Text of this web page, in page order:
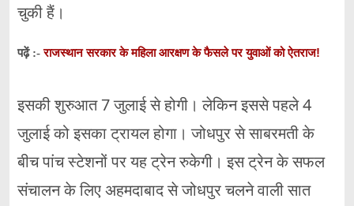
चुकी हैं।
पढ़ें :-राजस्थान सरकार के महिला आरक्षण के फैसले पर युवाओं को ऐतराज!
इसकी शुरुआत 7 जुलाई से होगी। लेकिन इससे पहले 4
जुलाई को इसका ट्रायल होगा। जोधपुर से साबरमती के
बीच पांच स्टेशनों पर यह ट्रेन रुकेगी। इस ट्रेन के सफल
संचालन के लिए अहमदाबाद से जोधपुर चलने वाली सात